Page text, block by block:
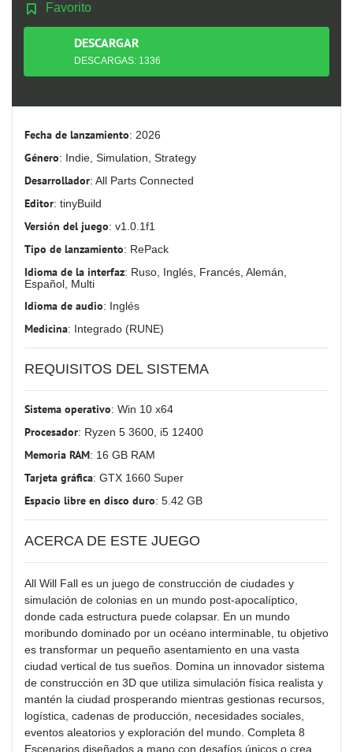
Favorito
DESCARGAR
TORRENT
DESCARGAS: 1336
Fecha de lanzamiento: 2026
Género: Indie, Simulation, Strategy
Desarrollador: All Parts Connected
Editor: tinyBuild
Versión del juego: v1.0.1f1
Tipo de lanzamiento: RePack
Idioma de la interfaz: Ruso, Inglés, Francés, Alemán,
Español, Multi
Idioma de audio: Inglés
Medicina: Integrado (RUNE)
REQUISITOS DEL SISTEMA
Sistema operativo: Win 10 x64
Procesador: Ryzen 5 3600, i5 12400
Memoria RAM: 16 GB RAM
Tarjeta gráfica: GTX 1660 Super
Espacio libre en disco duro: 5.42 GB
ACERCA DE ESTE JUEGO
All Will Fall es un juego de construcción de ciudades y
simulación de colonias en un mundo post-apocalíptico,
donde cada estructura puede colapsar. En un mundo
moribundo dominado por un océano interminable, tu objetivo
es transformar un pequeño asentamiento en una vasta
ciudad vertical de tus sueños. Domina un innovador sistema
de construcción en 3D que utiliza simulación física realista y
mantén la ciudad prosperando mientras gestionas recursos,
logística, cadenas de producción, necesidades sociales,
eventos aleatorios y exploración del mundo. Completa 8
Escenarios diseñados a mano con desafíos únicos o crea